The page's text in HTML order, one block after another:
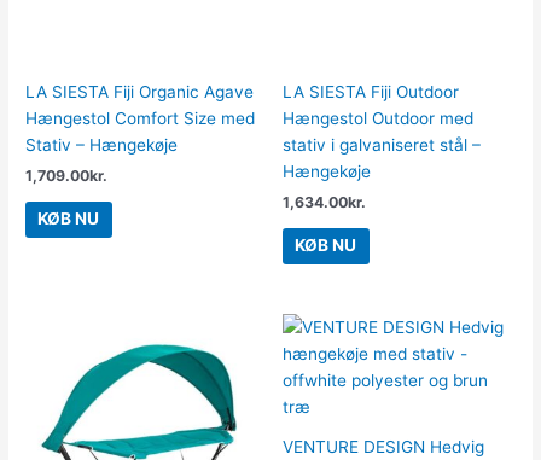
LA SIESTA Fiji Organic Agave
Hængestol Comfort Size med
Stativ – Hængekøje
1,709.00kr.
KØB NU
LA SIESTA Fiji Outdoor
Hængestol Outdoor med
stativ i galvaniseret stål –
Hængekøje
1,634.00kr.
KØB NU
VENTURE DESIGN Hedvig